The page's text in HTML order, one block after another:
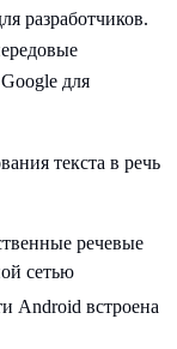
разработчиков.
для
текста в речь
речевые
сетью
Android встроена